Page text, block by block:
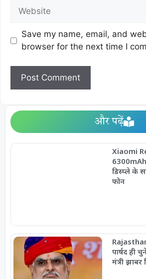
Save my name, email, and
browser for the next time I
और पढ़ें
Xiaomi
डिस्प्ले के
फोन
पार्षद ही
मंत्री झाबर